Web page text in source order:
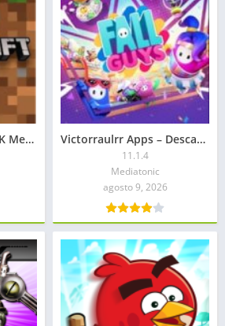
Minecraft 1.16.40 APK Mediafire Todo desbloqueado Victorraulrr Apps – Descargr Fall Guys APK 2026
11.1.4
Mediatonic
agosto 9, 2026